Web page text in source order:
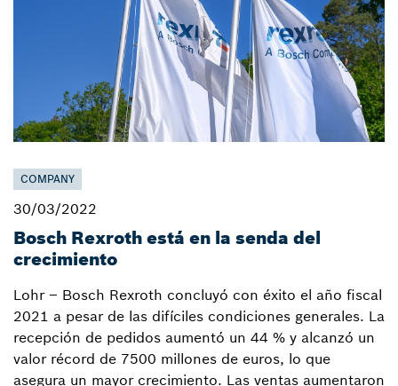
COMPANY
30/03/2022
Bosch Rexroth está en la senda del
crecimiento
Lohr – Bosch Rexroth concluyó con éxito el año fiscal
2021 a pesar de las difíciles condiciones generales. La
recepción de pedidos aumentó un 44 % y alcanzó un
valor récord de 7500 millones de euros, lo que
asegura un mayor crecimiento. Las ventas aumentaron